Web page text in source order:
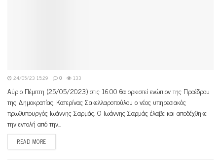
24/05/23 15:29 0 133
Αύριο Πέμπτη (25/05/2023) στις 16.00 θα ορκιστεί ενώπιον της Προέδρου
της Δημοκρατίας, Κατερίνας Σακελλαροπούλου ο νέος υπηρεσιακός
πρωθυπουργός Ιωάννης Σαρμάς. Ο Ιωάννης Σαρμάς έλαβε και αποδέχθηκε
την εντολή από την...
READ MORE